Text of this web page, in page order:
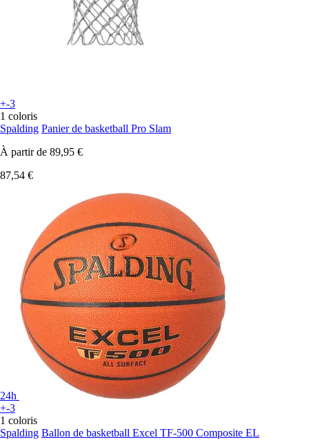
+-3
1 coloris
Spalding Panier de basketball Pro Slam
À partir de 89,95 €
87,54 €
24h
+-3
1 coloris
Spalding Ballon de basketball Excel TF-500 Composite EL